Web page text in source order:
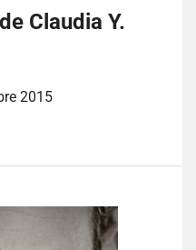
Claudia Y.
2015